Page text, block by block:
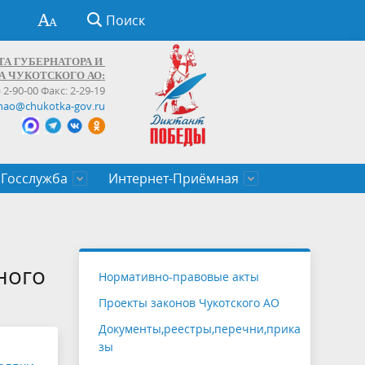
Поиск
ГУБЕРНАТОРА И
ЧУКОТСКОГО АО:
2-90-00 Факс: 2-29-19
gov.ru
Госслужба
служащих Чукотского автономного
Интернет-Приёмная
Нормативно-правовые акты
Проекты законов Чукотского АО
Документы,реестры,перечни,прика
зы